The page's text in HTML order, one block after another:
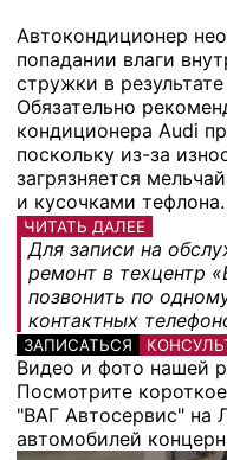
Автокондиционер
попадании влаги
стружки в
Обязательно
кондиционера Audi
поскольку из-за
загрязняется
и кусочками тефлона.
ЧИТАТЬ ДАЛЕЕ
Для записи на
ремонт в техцентр
позвонить по
контактных
ЗАПИСАТЬСЯ
Видео и фото нашей
Посмотрите
"ВАГ Автосервис" на
автомобилей